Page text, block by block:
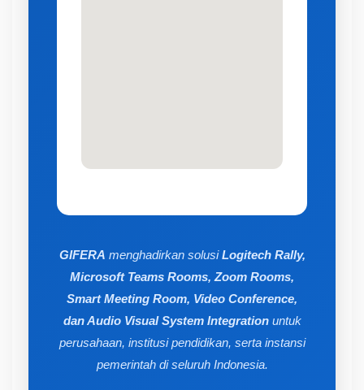
GIFERA menghadirkan solusiLogitech Rally,
Microsoft Teams Rooms, Zoom Rooms,
Smart Meeting Room, Video Conference,
dan Audio Visual System Integrationuntuk
perusahaan, institusi pendidikan, serta instansi
pemerintah di seluruh Indonesia.